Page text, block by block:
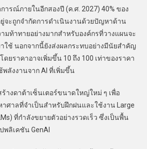
ภายในอีกสองปี (ค.ศ. 2027) 40% ของ
ยู่จะถูกจำกัดการดำเนินงานด้วยปัญหาด้าน
มท้าทายอย่างมากสำหรับองค์กรที่วางแผนจะ
ใช้ นอกจากนี้ยังส่งผลกระทบอย่างมีนัยสำคัญ
ยราคาอาจเพิ่มขึ้น 10 ถึง 100 เท่าของราคา
พลังงานจาก AI ที่เพิ่มขึ้น
าต้าเซ็นเตอร์ขนาดใหญ่ใหม่ ๆ เพื่อ
ศาลที่จำเป็นสำหรับฝึกฝนและใช้งาน Large
ที่กำลังขยายตัวอย่างรวดเร็ว ซึ่งเป็นพื้น
ลิเคชัน GenAI